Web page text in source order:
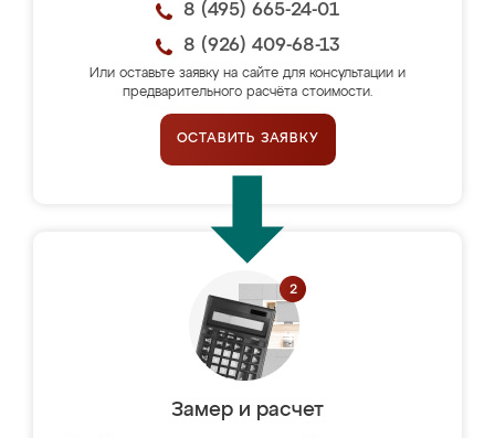
8 (495) 665-24-01
8 (926) 409-68-13
Или оставьте заявку на сайте для консультации и
предварительного расчёта стоимости.
ОСТАВИТЬ ЗАЯВКУ
Замер и расчет